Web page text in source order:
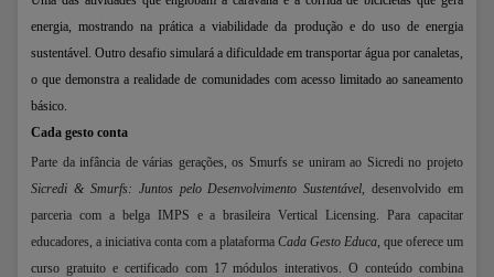
energia, mostrando na prática a viabilidade da produção e do uso de energia
sustentável. Outro desafio simulará a dificuldade em transportar água por canaletas,
o que demonstra a realidade de comunidades com acesso limitado ao saneamento
básico.
Cada gesto conta
Parte da infância de várias gerações, os Smurfs se uniram ao Sicredi no projeto
Sicredi & Smurfs: Juntos pelo Desenvolvimento Sustentável, desenvolvido em
parceria com a belga IMPS e a brasileira Vertical Licensing. Para capacitar
educadores, a iniciativa conta com a plataforma Cada Gesto Educa, que oferece um
curso gratuito e certificado com 17 módulos interativos. O conteúdo combina